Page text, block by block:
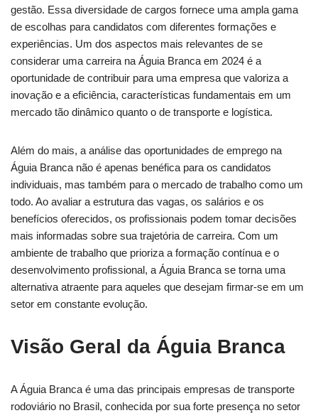
gestão. Essa diversidade de cargos fornece uma ampla gama
de escolhas para candidatos com diferentes formações e
experiências. Um dos aspectos mais relevantes de se
considerar uma carreira na Águia Branca em 2024 é a
oportunidade de contribuir para uma empresa que valoriza a
inovação e a eficiência, características fundamentais em um
mercado tão dinâmico quanto o de transporte e logística.
Além do mais, a análise das oportunidades de emprego na
Águia Branca não é apenas benéfica para os candidatos
individuais, mas também para o mercado de trabalho como um
todo. Ao avaliar a estrutura das vagas, os salários e os
benefícios oferecidos, os profissionais podem tomar decisões
mais informadas sobre sua trajetória de carreira. Com um
ambiente de trabalho que prioriza a formação contínua e o
desenvolvimento profissional, a Águia Branca se torna uma
alternativa atraente para aqueles que desejam firmar-se em um
setor em constante evolução.
Visão Geral da Águia Branca
A Águia Branca é uma das principais empresas de transporte
rodoviário no Brasil, conhecida por sua forte presença no setor